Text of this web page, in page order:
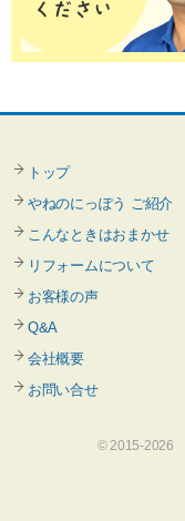
トップ
やねのにっぽう ご紹介
こんなときはおまかせ
リフォームについて
お客様の声
Q&A
会社概要
お問い合せ
© 2015-2026